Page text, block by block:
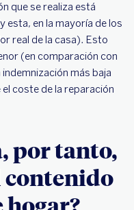
que se realiza está
esta, en la mayoría de los
real de la casa). Esto
(en comparación con
más baja
coste de la reparación
por tanto,
contenido